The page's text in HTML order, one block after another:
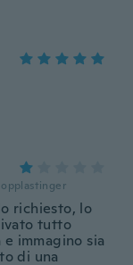
opplastinger
richiesto, lo
tutto
immagino sia
di una